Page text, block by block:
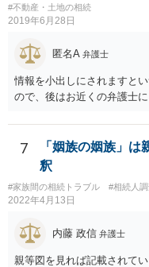
死亡し，二次相続が発生し
要があります。 もちろん，
人は応じない姿勢を示して
しどころ）としては，譲歩
れません。
#不動産・土地の相続
2019年6月28日
匿名A 弁護士
情報を小出しにされますと
ので、後はお近くの弁護士に
7
「姻族の姻族」
釈
#家族間の相続トラブル #相続人
2022年4月13日
内藤 政信 弁護士
親等図を見れば記載されて